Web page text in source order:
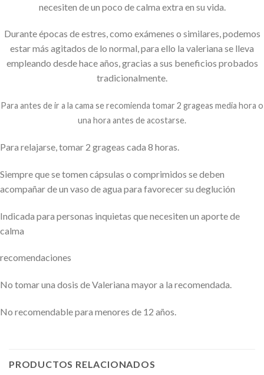
necesiten de un poco de calma extra en su vida.
Durante épocas de estres, como exámenes o similares, podemos
estar más agitados de lo normal, para ello la valeriana se lleva
empleando desde hace años, gracias a sus beneficios probados
tradicionalmente.
Para antes de ir a la cama se recomienda tomar 2 grageas media hora o
una hora antes de acostarse.
Para relajarse, tomar 2 grageas cada 8 horas.
Siempre que se tomen cápsulas o comprimidos se deben
acompañar de un vaso de agua para favorecer su deglución
Indicada para personas inquietas que necesiten un aporte de
calma
recomendaciones
No tomar una dosis de Valeriana mayor a la recomendada.
No recomendable para menores de 12 años.
PRODUCTOS RELACIONADOS